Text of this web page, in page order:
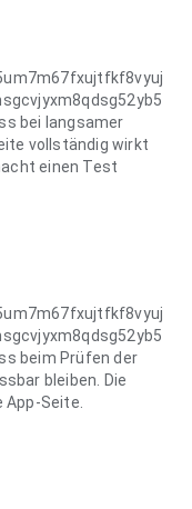
bei langsamer
vollständig wirkt
einen Test
beim Prüfen der
bleiben. Die
Seite.